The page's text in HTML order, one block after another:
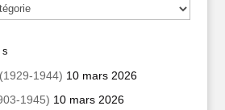
1944) 10 mars 2026
1945) 10 mars 2026